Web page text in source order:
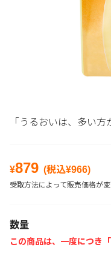
「うるおいは、多い
¥879 (税込¥966)
受取方法によって販売価格が
数量
この商品は、一度につき